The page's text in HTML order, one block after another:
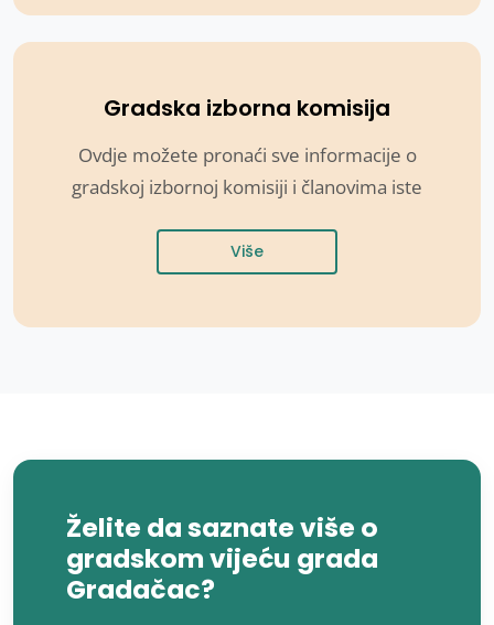
Gradska izborna komisija
Ovdje možete pronaći sve informacije o
gradskoj izbornoj komisiji i članovima iste
Više
Želite da saznate više o
gradskom vijeću grada
Gradačac?